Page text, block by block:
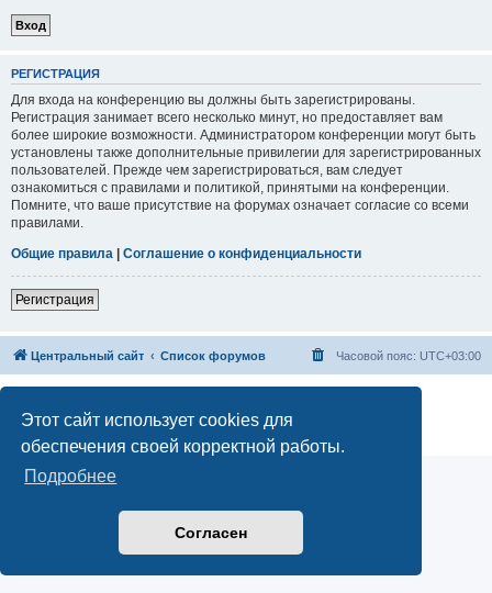
Этот сайт использует cookies для
обеспечения своей корректной работы.
Подробнее
Согласен
РЕГИСТРАЦИЯ
Для входа на конференцию вы должны быть зарегистрированы.
Регистрация занимает всего несколько минут, но предоставляет вам
более широкие возможности. Администратором конференции могут быть
установлены также дополнительные привилегии для зарегистрированных
пользователей. Прежде чем зарегистрироваться, вам следует
ознакомиться с правилами и политикой, принятыми на конференции.
Помните, что ваше присутствие на форумах означает согласие со всеми
правилами.
Общие правила | Соглашение о конфиденциальности
Регистрация
Центральный сайт Список форумов Часовой пояс: UTC+03:00
Русская поддержка phpBB